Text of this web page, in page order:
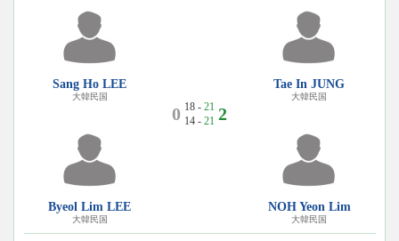
Sang Ho LEE
大韓民国
Byeol Lim LEE
大韓民国
0 18 - 21
14 - 21 2
Tae In JUNG
大韓民国
NOH Yeon Lim
大韓民国